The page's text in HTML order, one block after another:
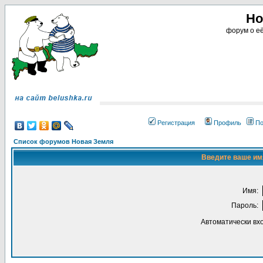
форум о
Регистрация Профиль
Список форумов Новая Земля
Введите ваше
Имя:
Пароль:
Автоматически